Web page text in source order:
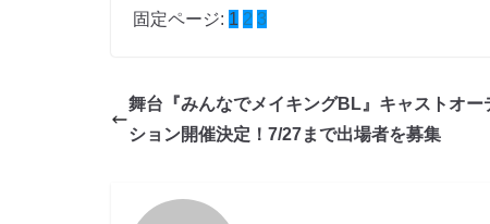
固定ページ: 1 2 3
舞台『みんなでメイキングBL』キャストオー
ション開催決定！7/27まで出場者を募集